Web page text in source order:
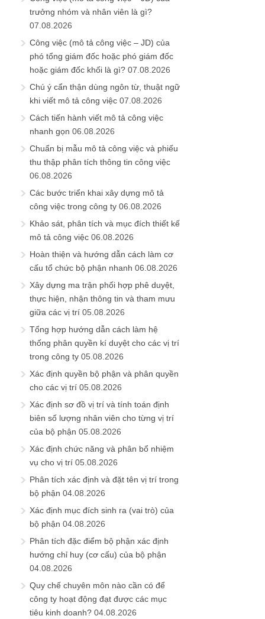
trưởng nhóm và nhân viên là gì?
07.08.2026
Công việc (mô tả công việc – JD) của
phó tổng giám đốc hoặc phó giám đốc
hoặc giám đốc khối là gì? 07.08.2026
Chú ý cẩn thận dùng ngôn từ, thuật ngữ
khi viết mô tả công việc 07.08.2026
Cách tiến hành viết mô tả công việc
nhanh gọn 06.08.2026
Chuẩn bị mẫu mô tả công việc và phiếu
thu thập phân tích thông tin công việc
06.08.2026
Các bước triển khai xây dựng mô tả
công việc trong công ty 06.08.2026
Khảo sát, phân tích và mục đích thiết kế
mô tả công việc 06.08.2026
Hoàn thiện và hướng dẫn cách làm cơ
cấu tổ chức bộ phận nhanh 06.08.2026
Xây dựng ma trận phối hợp phê duyệt,
thực hiện, nhận thông tin và tham mưu
giữa các vị trí 05.08.2026
Tổng hợp hướng dẫn cách làm hệ
thống phân quyền kí duyệt cho các vị trí
trong công ty 05.08.2026
Xác định quyền bộ phận và phân quyền
cho các vị trí 05.08.2026
Xác định sơ đồ vị trí và tính toán định
biên số lượng nhân viên cho từng vị trí
của bộ phận 05.08.2026
Xác định chức năng và phân bổ nhiệm
vụ cho vị trí 05.08.2026
Phân tích xác định và đặt tên vị trí trong
bộ phận 04.08.2026
Xác định mục đích sinh ra (vai trò) của
bộ phận 04.08.2026
Phân tích đặc điểm bộ phận xác định
hướng chỉ huy (cơ cấu) của bộ phận
04.08.2026
Quy chế chuyên môn nào cần có để
công ty hoạt động đạt được các mục
tiêu kinh doanh? 04.08.2026